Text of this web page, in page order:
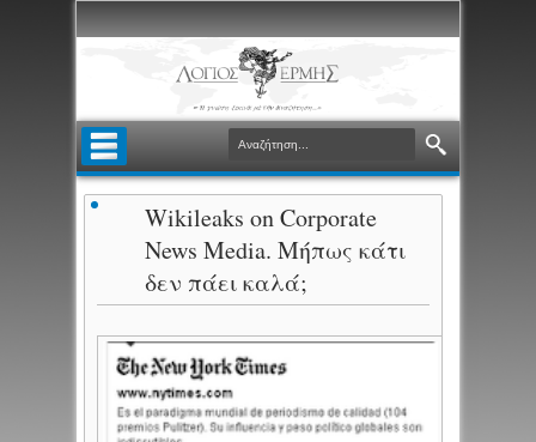
Wikileaks on Corporate
News Media. Μήπως κάτι
δεν πάει καλά;